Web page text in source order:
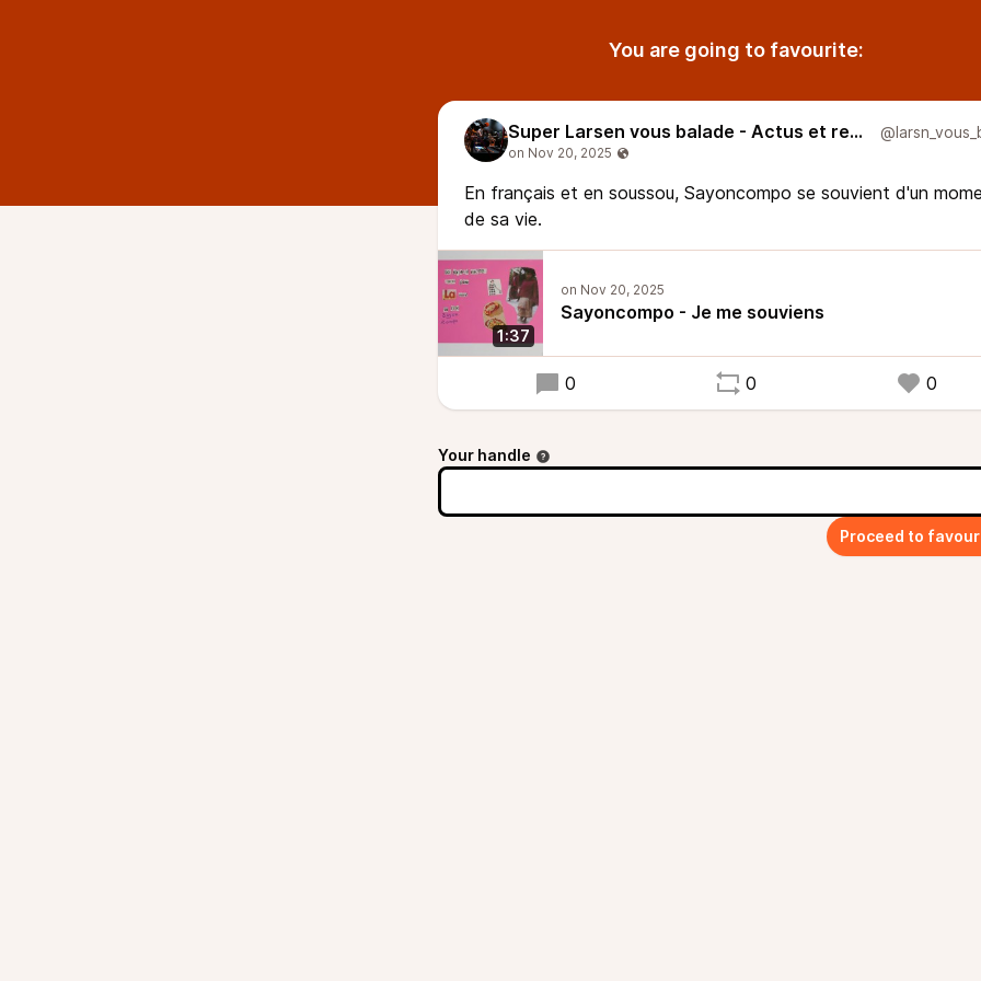
You are going to favourite:
Super Larsen vous balade - Actus et reportages
En français et en soussou, Sayoncompo se souvient d'un
de sa vie.
1:37
Sayoncompo - Je me souviens
0 0 0
Your handle
Proceed to